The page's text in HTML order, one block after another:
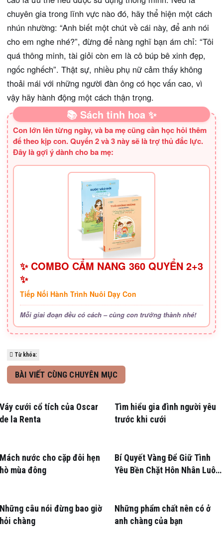
chuyên gia trong lĩnh vực nào đó, hãy thể hiện một cách
nhún nhường: “Anh biết một chút về cái này, để anh nói
cho em nghe nhé?”, đừng để nàng nghĩ bạn ám chỉ: “Tôi
quá thông minh, tài giỏi còn em là cô búp bê xinh đẹp,
ngốc nghếch”. Thật sự, nhiều phụ nữ cảm thấy không
thoải mái với những người đàn ông có học vấn cao, vì
vậy hãy hành động một cách thận trọng.
📚 Sách tinh hoa ✨
Con lớn lên từng ngày, và ba mẹ cũng cần học hỏi thêm
để theo kịp con. Quyển 2 và 3 này sẽ là trợ thủ đắc lực.
Đây là gợi ý dành cho ba mẹ:
✨ COMBO CẨM NANG 360 QUYỂN 2+3
✨
Tiếp Nối Hành Trình Nuôi Dạy Con
Mỗi giai đoạn đều có cách – cùng con trưởng thành nhé!
Từ khóa:
BÀI VIẾT CÙNG CHUYÊN MỤC
Váy cưới cổ tích của Oscar
de la Renta
Tìm hiểu gia đình người yêu
trước khi cưới
Mách nước cho cặp đôi hẹn
hò mùa đông
Bí Quyết Vàng Để Giữ Tình
Yêu Bền Chặt Hôn Nhân Luôn
Những câu nói đừng bao giờ
hỏi chàng
Những phẩm chất nên có ở
anh chàng của bạn